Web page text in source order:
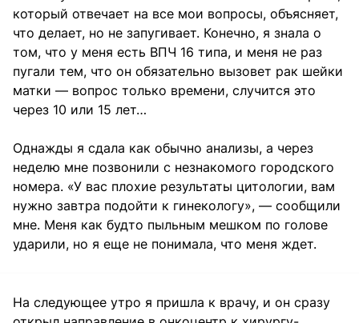
который отвечает на все мои вопросы, объясняет,
что делает, но не запугивает. Конечно, я знала о
том, что у меня есть ВПЧ 16 типа, и меня не раз
пугали тем, что он обязательно вызовет рак шейки
матки — вопрос только времени, случится это
через 10 или 15 лет…
Однажды я сдала как обычно анализы, а через
неделю мне позвонили с незнакомого городского
номера. «У вас плохие результаты цитологии, вам
нужно завтра подойти к гинекологу», — сообщили
мне. Меня как будто пыльным мешком по голове
ударили, но я еще не понимала, что меня ждет.
На следующее утро я пришла к врачу, и он сразу